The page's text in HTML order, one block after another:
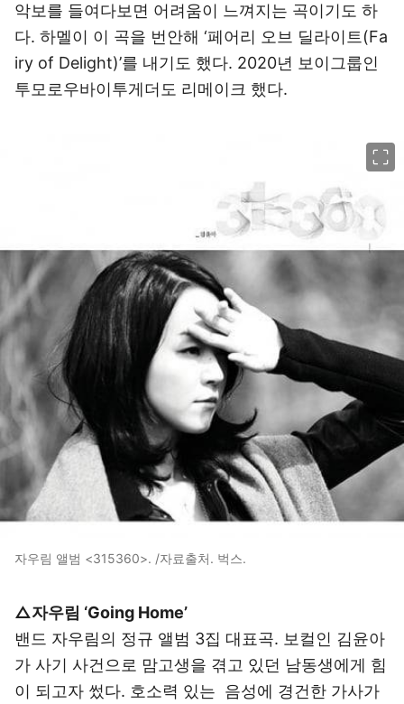
악보를 들여다보면 어려움이 느껴지는 곡이기도 하
다. 하멜이 이 곡을 번안해 ‘페어리 오브 딜라이트(Fa
iry of Delight)’를 내기도 했다. 2020년 보이그룹인
투모로우바이투게더도 리메이크 했다.
자우림 앨범 <315360>. /자료출처. 벅스.
△자우림 ‘Going Home’
밴드 자우림의 정규 앨범 3집 대표곡. 보컬인 김윤아
가 사기 사건으로 맘고생을 겪고 있던 남동생에게 힘
이 되고자 썼다. 호소력 있는 음성에 경건한 가사가